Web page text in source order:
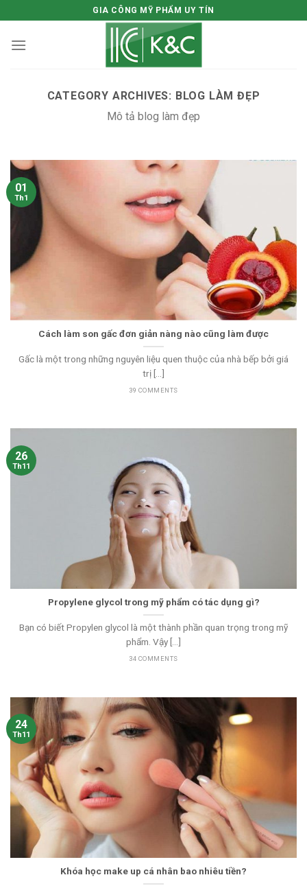
to
content
GIA CÔNG MỸ PHẨM UY TÍN
CATEGORY ARCHIVES: BLOG LÀM ĐẸP
Mô tả blog làm đẹp
Cách làm son gấc đơn giản nàng nào cũng làm được
Gấc là một trong những nguyên liệu quen thuộc của nhà bếp bởi giá
trị [...]
39 COMMENTS
01
Th1
Propylene glycol trong mỹ phẩm có tác dụng gì?
Bạn có biết Propylen glycol là một thành phần quan trọng trong mỹ
phẩm. Vậy [...]
34 COMMENTS
26
Th11
Khóa học make up cá nhân bao nhiêu tiền?
24
Th11